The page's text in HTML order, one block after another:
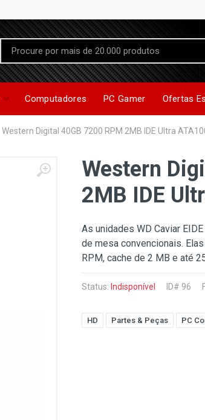
Computadores PC Gamer Ofertas
Western Digital 40GB 7200 RPM 2MB IDE Ultra
Western
2MB IDE
As unidades WD Caviar
de mesa convencionais.
RPM, cache de 2 MB e até
Status: Indisponível ID# 96
HD Partes & Peças PC